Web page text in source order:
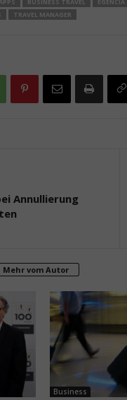
TRAVEL MANAGER
Annullierung
Mehr vom Autor
Business